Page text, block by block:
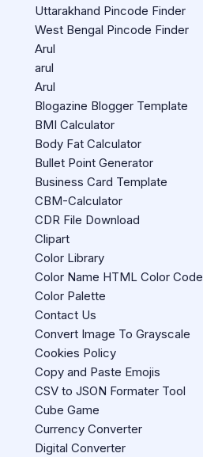
Uttarakhand Pincode Finder
West Bengal Pincode Finder
Arul
arul
Arul
Blogazine Blogger Template
BMI Calculator
Body Fat Calculator
Bullet Point Generator
Business Card Template
CBM-Calculator
CDR File Download
Clipart
Color Library
Color Name HTML Color Code
Color Palette
Contact Us
Convert Image To Grayscale
Cookies Policy
Copy and Paste Emojis
CSV to JSON Formater Tool
Cube Game
Currency Converter
Digital Converter